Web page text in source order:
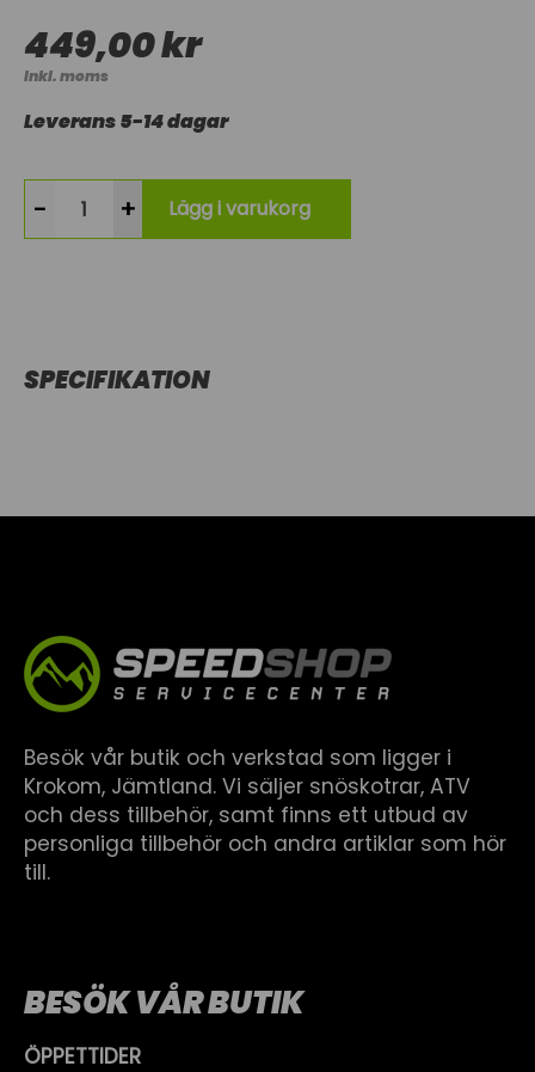
449,00 kr
Inkl. moms
Leverans 5-14 dagar
- + Lägg i varukorg
SPECIFIKATION
Besök vår butik och verkstad som ligger i
Krokom, Jämtland. Vi säljer snöskotrar, ATV
och dess tillbehör, samt finns ett utbud av
personliga tillbehör och andra artiklar som hör
till.
BESÖK VÅR BUTIK
ÖPPETTIDER